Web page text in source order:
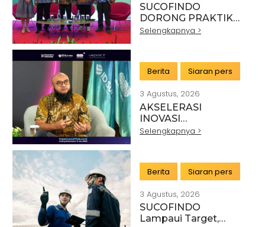
SUCOFINDO
DORONG PRAKTIK
PERTAMBANGAN
Selengkapnya >
Berita Siaran pers
3 Agustus, 2026
AKSELERASI
INOVASI
TEKNOLOGI,
TRANSFORMASI
LAYANAN TIC
TINGGI
Selengkapnya >
Berita Siaran pers
3 Agustus, 2026
SUCOFINDO
Lampaui Target,